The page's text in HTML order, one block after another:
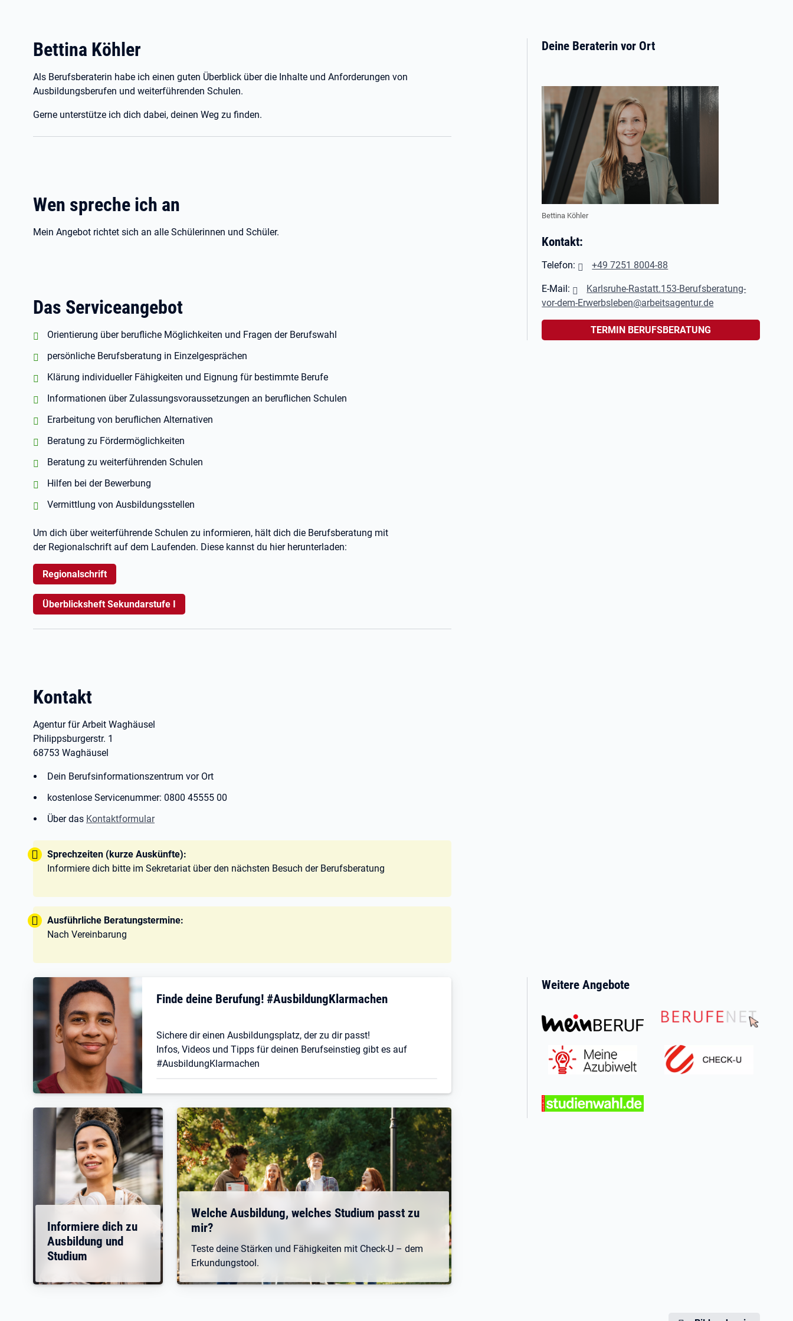
Bettina Köhler
Als Berufsberaterin habe ich einen guten Überblick über die Inhalte und Anforderungen von
Ausbildungsberufen und weiterführenden Schulen.
Gerne unterstütze ich dich dabei, deinen Weg zu finden.
Wen spreche ich an
Mein Angebot richtet sich an alle Schülerinnen und Schüler.
Das Serviceangebot
positiv:
Orientierung über berufliche Möglichkeiten und Fragen der Berufswahl
positiv:
persönliche Berufsberatung in Einzelgesprächen
positiv:
Klärung individueller Fähigkeiten und Eignung für bestimmte Berufe
positiv:
Informationen über Zulassungsvoraussetzungen an beruflichen Schulen
positiv:
Erarbeitung von beruflichen Alternativen
positiv:
Beratung zu Fördermöglichkeiten
positiv:
Beratung zu weiterführenden Schulen
positiv:
Hilfen bei der Bewerbung
positiv:
Vermittlung von Ausbildungsstellen
Um dich über weiterführende Schulen zu informieren, hält dich die Berufsberatung mit
der Regionalschrift auf dem Laufenden. Diese kannst du hier herunterladen:
Regionalschrift
Überblicksheft Sekundarstufe I
Kontakt
Agentur für Arbeit Waghäusel
Philippsburgerstr. 1
68753 Waghäusel
Dein Berufsinformationszentrum vor Ort
kostenlose Servicenummer: 0800 45555 00
Über das Kontaktformular
Tipp:
Sprechzeiten (kurze Auskünfte):
Informiere dich bitte im Sekretariat über den nächsten Besuch der Berufsberatung
Tipp:
Ausführliche Beratungstermine:
Nach Vereinbarung
Deine Beraterin vor Ort
Bettina Köhler
Kontakt:
Telefon: +49 7251 8004-88
E-Mail: Karlsruhe-Rastatt.153-Berufsberatung-
vor-dem-Erwerbsleben@arbeitsagentur.de
TERMIN BERUFSBERATUNG
Finde deine Berufung! #AusbildungKlarmachen
Sichere dir einen Ausbildungsplatz, der zu dir passt!
Infos, Videos und Tipps für deinen Berufseinstieg gibt es auf
#AusbildungKlarmachen
Informiere dich zu
Ausbildung und
Studium
Welche Ausbildung, welches Studium passt zu
mir?
Teste deine Stärken und Fähigkeiten mit Check-U – dem
Erkundungstool.
Weitere Angebote